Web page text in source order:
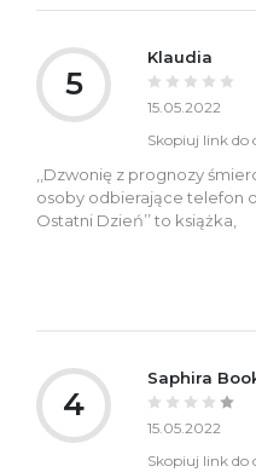
5
Klaudia
15.05.2022
Skopiuj link do
,,Dzwonię z prognozy
osoby odbierające telefon
Ostatni Dzień’’ to książka,
4
Saphira
15.05.2022
Skopiuj link do